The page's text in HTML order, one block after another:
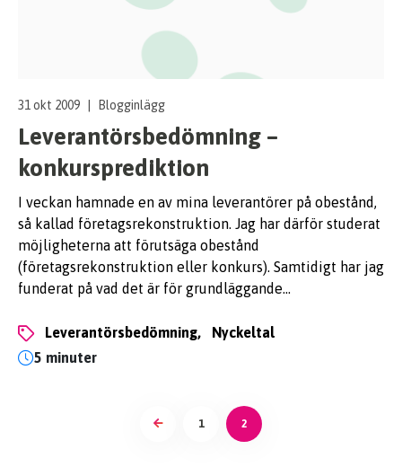
31 okt 2009 Blogginlägg
Leverantörsbedömning –
konkursprediktion
I veckan hamnade en av mina leverantörer på obestånd,
så kallad företagsrekonstruktion. Jag har därför studerat
möjligheterna att förutsäga obestånd
(företagsrekonstruktion eller konkurs). Samtidigt har jag
funderat på vad det är för grundläggande…
leverantörsbedömning,
nyckeltal
5 minuter
1 2